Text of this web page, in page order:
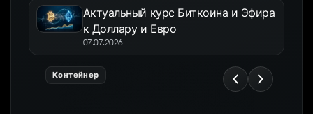
Актуальный курс Биткоина и Эфира
к Доллару и Евро
07.07.2026
Контейнер